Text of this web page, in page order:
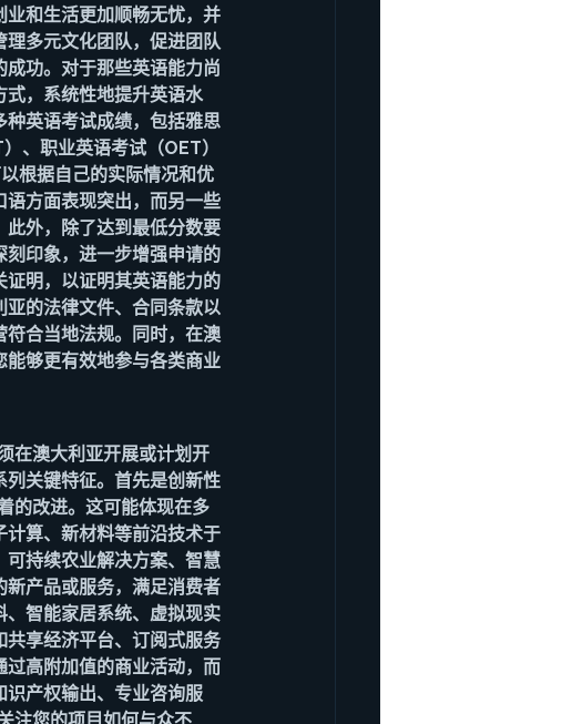
和生活更加顺畅无忧，并
多元文化团队，促进团队
功。对于那些英语能力尚
，系统性地提升英语水
英语考试成绩，包括雅思
、职业英语考试（OET）
根据自己的实际情况和优
方面表现突出，而另一些
外，除了达到最低分数要
印象，进一步增强申请的
明，以证明其英语能力的
的法律文件、合同条款以
合当地法规。同时，在澳
够更有效地参与各类商业
在澳大利亚开展或计划开
关键特征。首先是创新性
的改进。这可能体现在多
算、新材料等前沿技术于
持续农业解决方案、智慧
产品或服务，满足消费者
智能家居系统、虚拟现实
享经济平台、订阅式服务
高附加值的商业活动，而
识产权输出、专业咨询服